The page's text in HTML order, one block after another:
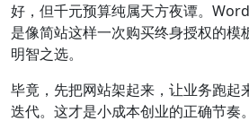
好，但千元预算纯属天方夜谭。
是像简站这样一次购买终身授权的模
明智之选。
毕竟，先把网站架起来，让业务跑起
迭代。这才是小成本创业的正确节奏。